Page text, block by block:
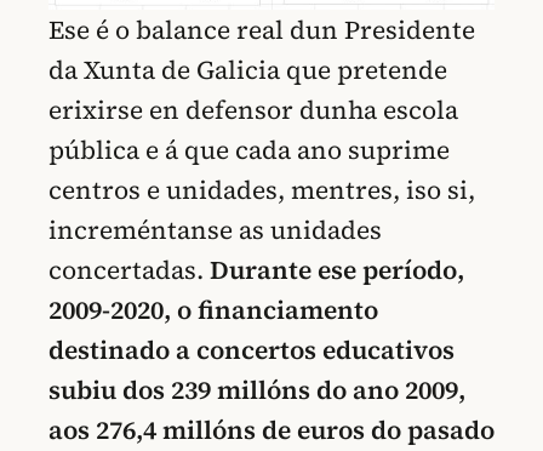
Ese é o balance real dun Presidente
da Xunta de Galicia que pretende
erixirse en defensor dunha escola
pública e á que cada ano suprime
centros e unidades, mentres, iso si,
increméntanse as unidades
concertadas. Durante ese período,
2009-2020, o financiamento
destinado a concertos educativos
subiu dos 239 millóns do ano 2009,
aos 276,4 millóns de euros do pasado